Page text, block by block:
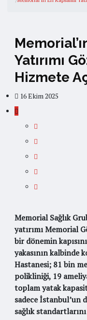
Yatırımı
Hizmete
16 Ekim 2025
Memorial Sağlık
yatırımı Memorial
bir dönemin
yakasının kalbinde
Hastanesi; 81 bin
polikliniği, 19
toplam yatak
sadece İstanbul’un
sağlık